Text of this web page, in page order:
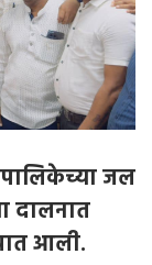
जल
दालनात
आली.